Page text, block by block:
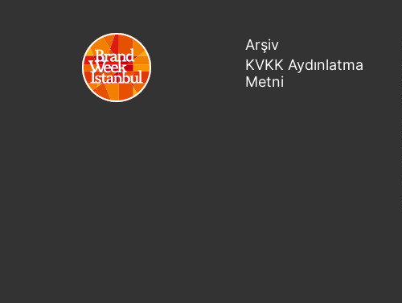
Arşiv
KVKK Aydınlatma
Metni